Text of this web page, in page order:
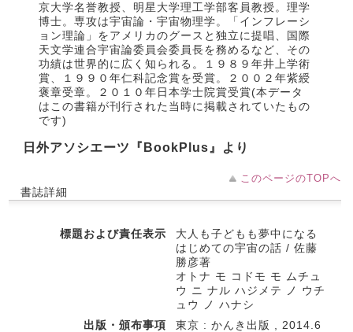
京大学名誉教授、明星大学理工学部客員教授。理学
博士。専攻は宇宙論・宇宙物理学。「インフレーシ
ョン理論」をアメリカのグースと独立に提唱、国際
天文学連合宇宙論委員会委員長を務めるなど、その
功績は世界的に広く知られる。１９８９年井上学術
賞、１９９０年仁科記念賞を受賞。２００２年紫綬
褒章受章。２０１０年日本学士院賞受賞(本データ
はこの書籍が刊行された当時に掲載されていたもの
です)
日外アソシエーツ『BookPlus』より
このページのTOPへ
書誌詳細
標題および責任表示
大人も子どもも夢中になる
はじめての宇宙の話 / 佐藤
勝彦著
オトナ モ コドモ モ ムチュ
ウ ニ ナル ハジメテ ノ ウチ
ュウ ノ ハナシ
出版・頒布事項
東京 : かんき出版 , 2014.6